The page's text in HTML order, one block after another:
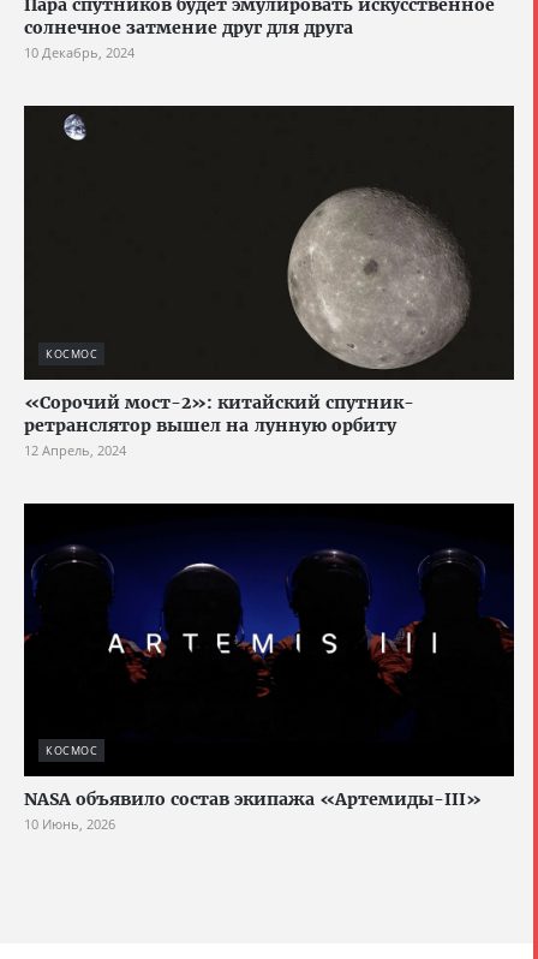
Пара спутников будет эмулировать искусственное
солнечное затмение друг для друга
10 Декабрь, 2024
КОСМОС
«Сорочий мост-2»: китайский спутник-
ретранслятор вышел на лунную орбиту
12 Апрель, 2024
КОСМОС
NASA объявило состав экипажа «Артемиды-III»
10 Июнь, 2026